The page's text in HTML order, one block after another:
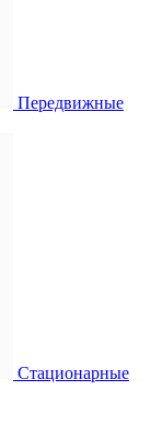
Передвижные
Стационарные